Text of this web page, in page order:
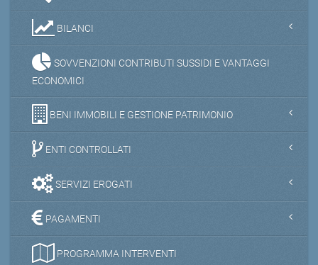
BILANCI
SOVVENZIONI CONTRIBUTI SUSSIDI E VANTAGGI
ECONOMICI
BENI IMMOBILI E GESTIONE PATRIMONIO
ENTI CONTROLLATI
SERVIZI EROGATI
PAGAMENTI
PROGRAMMA INTERVENTI